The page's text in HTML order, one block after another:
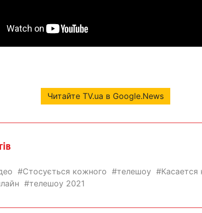
Читайте TV.ua в Google.News
Стосується кожного телешоу
Касается
телешоу 2021